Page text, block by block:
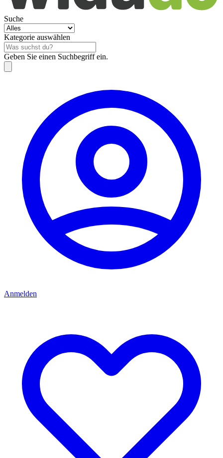
Suche
Kategorie auswählen
Geben Sie einen Suchbegriff ein.
Anmelden